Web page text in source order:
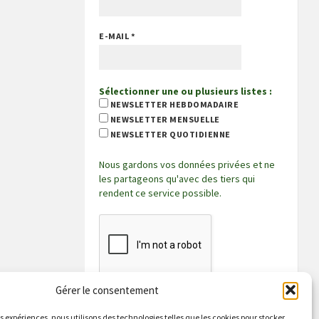
Gérer le consentement
E-MAIL *
Sélectionner une ou plusieurs listes :
NEWSLETTER HEBDOMADAIRE
NEWSLETTER MENSUELLE
NEWSLETTER QUOTIDIENNE
Nous gardons vos données privées et ne
les partageons qu'avec des tiers qui
rendent ce service possible.